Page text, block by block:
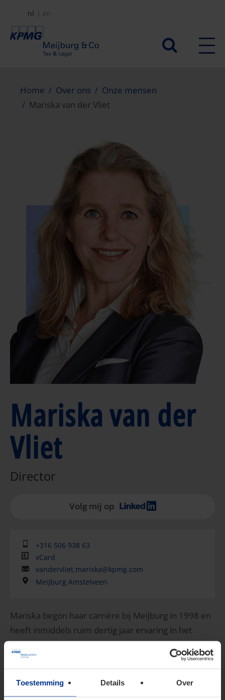
Toestemming Details Over
naar
Secundair
nl en
Home Over ons
Onze mensen
Mariska van der Vliet
Mariska van der
Vliet
Director
Volg mij op
+316 506 938 63
vCard
vandervliet.mariska@kpmg.com
Meijburg Amstelveen
Mariska begon haar carrière bij Meijburg in 1998 en
heeft inmiddels ruim dertig jaar ervaring in het
werkveld. Zij is een allround belastingadviseur met
een brede kennis en staat bekend om haar
Haar...